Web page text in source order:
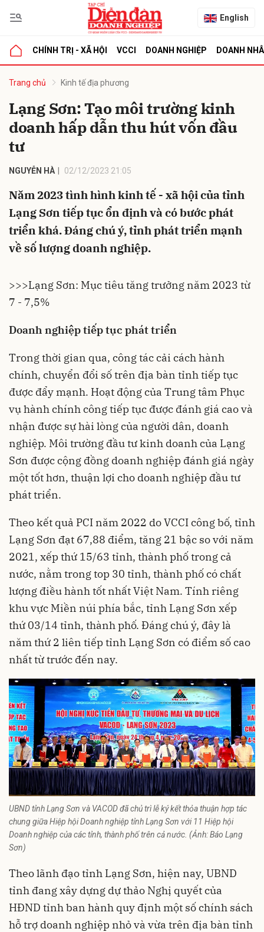
English
CHÍNH TRỊ - XÃ HỘI VCCI DOANH NGHIỆP DOANH
Trang chủ Kinh tế địa phương
Lạng Sơn: Tạo môi trường kinh
doanh hấp dẫn thu hút vốn đầu
tư
NGUYỄN HÀ 02/12/2023 21:05
Năm 2023 tình hình kinh tế - xã hội của tỉnh
Lạng Sơn tiếp tục ổn định và có bước phát
triển khá. Đáng chú ý, tỉnh phát triển mạnh
về số lượng doanh nghiệp.
>>>Lạng Sơn: Mục tiêu tăng trưởng năm 2023 từ
7 - 7,5%
Doanh nghiệp tiếp tục phát triển
Trong thời gian qua, công tác cải cách hành
chính, chuyển đổi số trên địa bàn tỉnh tiếp tục
được đẩy mạnh. Hoạt động của Trung tâm Phục
vụ hành chính công tiếp tục được đánh giá cao và
nhận được sự hài lòng của người dân, doanh
nghiệp. Môi trường đầu tư kinh doanh của Lạng
Sơn được cộng đồng doanh nghiệp đánh giá ngày
một tốt hơn, thuận lợi cho doanh nghiệp đầu tư
phát triển.
Theo kết quả PCI năm 2022 do VCCI công bố, tỉnh
Lạng Sơn đạt 67,88 điểm, tăng 21 bậc so với năm
2021, xếp thứ 15/63 tỉnh, thành phố trong cả
nước, nằm trong top 30 tỉnh, thành phố có chất
lượng điều hành tốt nhất Việt Nam. Tính riêng
khu vực Miền núi phía bắc, tỉnh Lạng Sơn xếp
thứ 03/14 tỉnh, thành phố. Đáng chú ý, đây là
năm thứ 2 liên tiếp tỉnh Lạng Sơn có điểm số cao
nhất từ trước đến nay.
UBND tỉnh Lạng Sơn và VACOD đã chủ trì lễ ký kết thỏa thuận hợp tác
chung giữa Hiệp hội Doanh nghiệp tỉnh Lạng Sơn với 11 Hiệp hội
Doanh nghiệp của các tỉnh, thành phố trên cả nước. (Ảnh: Báo Lạng
Sơn)
Theo lãnh đạo tỉnh Lạng Sơn, hiện nay, UBND
tỉnh đang xây dựng dự thảo Nghị quyết của
HĐND tỉnh ban hành quy định một số chính sách
hỗ trợ doanh nghiệp nhỏ và vừa trên địa bàn tỉnh
luận
Hủy